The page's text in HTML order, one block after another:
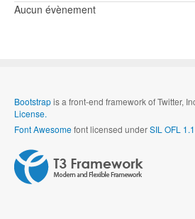
Aucun évènement
Bootstrapis a front-end framework of Twitter,
License.
Font Awesomefont licensed underSIL OFL 1.1